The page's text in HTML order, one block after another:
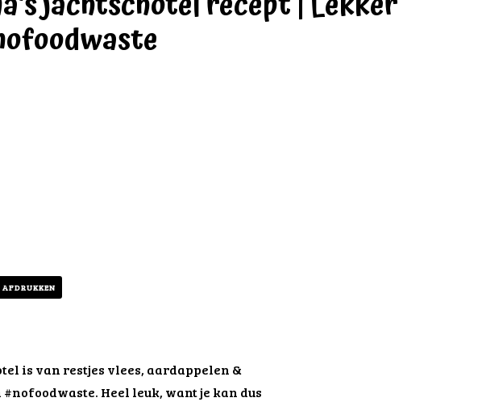
AFDRUKKEN
is van restjes vlees, aardappelen &
Heel leuk, want je kan dus